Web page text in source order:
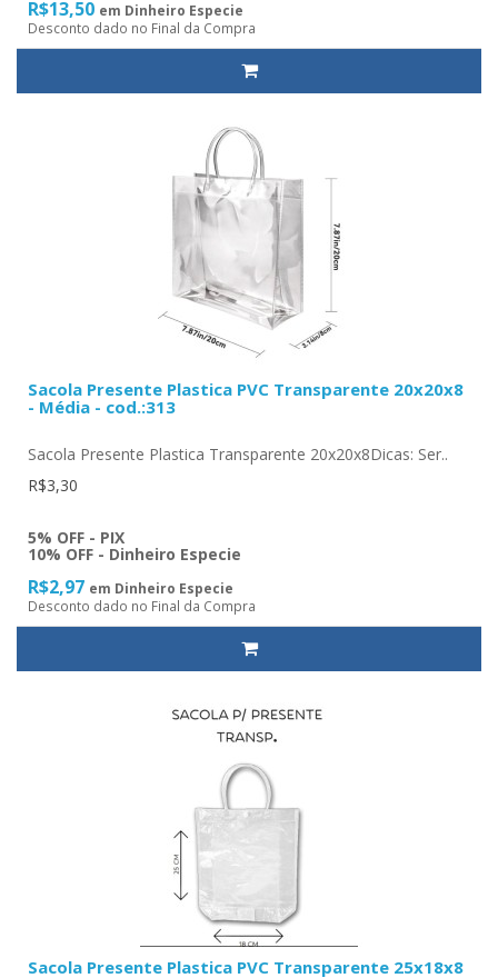
R$13,50 em Dinheiro Especie
Desconto dado no Final da Compra
Sacola Presente Plastica PVC Transparente 20x20x8
- Média - cod.:313
Sacola Presente Plastica Transparente 20x20x8Dicas: Ser..
R$3,30
5% OFF - PIX
10% OFF - Dinheiro Especie
R$2,97 em Dinheiro Especie
Desconto dado no Final da Compra
Sacola Presente Plastica PVC Transparente 25x18x8